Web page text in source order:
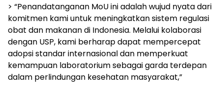
> “Penandatanganan MoU ini adalah wujud nyata dari
komitmen kami untuk meningkatkan sistem regulasi
obat dan makanan di Indonesia. Melalui kolaborasi
dengan USP, kami berharap dapat mempercepat
adopsi standar internasional dan memperkuat
kemampuan laboratorium sebagai garda terdepan
dalam perlindungan kesehatan masyarakat,”